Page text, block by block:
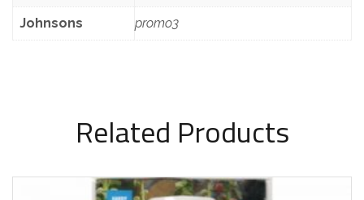
Johnsons promo3
Related Products